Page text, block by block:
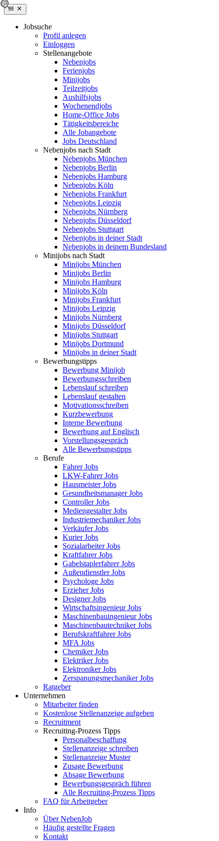
Jobsuche
Profil anlegen
Einloggen
Stellenangebote
Nebenjobs
Ferienjobs
Minijobs
Teilzeitjobs
Aushilfsjobs
Wochenendjobs
Home-Office Jobs
Tätigkeitsbereiche
Alle Jobangebote
Jobs Deutschland
Nebenjobs nach Stadt
Nebenjobs München
Nebenjobs Berlin
Nebenjobs Hamburg
Nebenjobs Köln
Nebenjobs Frankfurt
Nebenjobs Leipzig
Nebenjobs Nürnberg
Nebenjobs Düsseldorf
Nebenjobs Stuttgart
Nebenjobs in deiner Stadt
Nebenjobs in deinem Bundesland
Minijobs nach Stadt
Minijobs München
Minijobs Berlin
Minijobs Hamburg
Minijobs Köln
Minijobs Frankfurt
Minijobs Leipzig
Minijobs Nürnberg
Minijobs Düsseldorf
Minijobs Stuttgart
Minijobs Dortmund
Minijobs in deiner Stadt
Bewerbungstipps
Bewerbung Minijob
Bewerbungsschreiben
Lebenslauf schreiben
Lebenslauf gestalten
Motivationsschreiben
Kurzbewerbung
Interne Bewerbung
Bewerbung auf Englisch
Vorstellungsgespräch
Alle Bewerbungstipps
Berufe
Fahrer Jobs
LKW-Fahrer Jobs
Hausmeister Jobs
Gesundheitsmanager Jobs
Controller Jobs
Mediengestalter Jobs
Industriemechaniker Jobs
Verkäufer Jobs
Kurier Jobs
Sozialarbeiter Jobs
Kraftfahrer Jobs
Gabelstaplerfahrer Jobs
Außendienstler Jobs
Psychologe Jobs
Erzieher Jobs
Designer Jobs
Wirtschaftsingenieur Jobs
Maschinenbauingenieur Jobs
Maschinenbautechniker Jobs
Berufskraftfahrer Jobs
MFA Jobs
Chemiker Jobs
Elektriker Jobs
Elektroniker Jobs
Zerspanungsmechaniker Jobs
Ratgeber
Unternehmen
Mitarbeiter finden
Kostenlose Stellenanzeige aufgeben
Recruitment
Recruiting-Prozess Tipps
Personalbeschaffung
Stellenanzeige schreiben
Stellenanzeige Muster
Zusage Bewerbung
Absage Bewerbung
Bewerbungsgespräch führen
Alle Recruiting-Prozess Tipps
FAQ für Arbeitgeber
Info
Über NebenJob
Häufig gestellte Fragen
Kontakt